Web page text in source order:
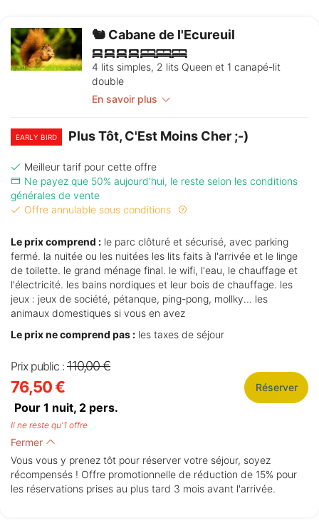
🐿️ Cabane de l'Ecureuil
4 lits simples, 2 lits Queen et 1 canapé-lit
double
En savoir plus
EARLY BIRD Plus Tôt, C'Est Moins Cher ;-)
Meilleur tarif pour cette offre
Ne payez que 50% aujourd'hui, le reste selon les conditions
générales de vente
Offre annulable sous conditions
Le prix comprend : le parc clôturé et sécurisé, avec parking
fermé. la nuitée ou les nuitées les lits faits à l'arrivée et le linge
de toilette. le grand ménage final. le wifi, l'eau, le chauffage et
l'électricité. les bains nordiques et leur bois de chauffage. les
jeux : jeux de société, pétanque, ping-pong, mollky... les
animaux domestiques si vous en avez
Le prix ne comprend pas : les taxes de séjour
Prix public : 110,00 €
76,50 €
Pour 1 nuit, 2 pers.
Réserver
Il ne reste qu'1 offre
Fermer
Vous vous y prenez tôt pour réserver votre séjour, soyez
récompensés ! Offre promotionnelle de réduction de 15% pour
les réservations prises au plus tard 3 mois avant l'arrivée.